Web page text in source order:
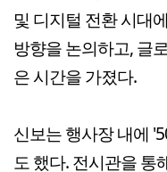
및 디지털 전환 시대
방향을 논의하고, 글
은 시간을 가졌다.
신보는 행사장 내에
도 했다. 전시관을